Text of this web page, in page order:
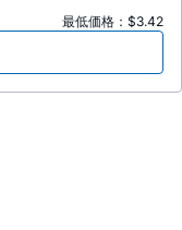
最低価格：$3.42